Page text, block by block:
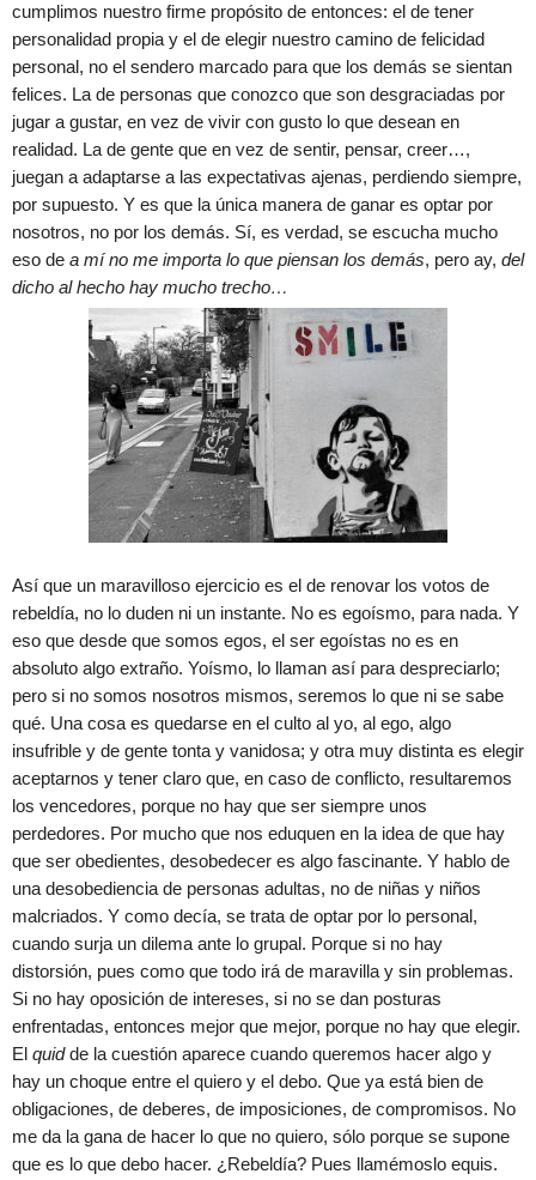
cumplimos nuestro firme propósito de entonces: el de tener
personalidad propia y el de elegir nuestro camino de felicidad
personal, no el sendero marcado para que los demás se sientan
felices. La de personas que conozco que son desgraciadas por
jugar a gustar, en vez de vivir con gusto lo que desean en
realidad. La de gente que en vez de sentir, pensar, creer…,
juegan a adaptarse a las expectativas ajenas, perdiendo siempre,
por supuesto. Y es que la única manera de ganar es optar por
nosotros, no por los demás. Sí, es verdad, se escucha mucho
eso de a mí no me importa lo que piensan los demás, pero ay, del
dicho al hecho hay mucho trecho…
Así que un maravilloso ejercicio es el de renovar los votos de
rebeldía, no lo duden ni un instante. No es egoísmo, para nada. Y
eso que desde que somos egos, el ser egoístas no es en
absoluto algo extraño. Yoísmo, lo llaman así para despreciarlo;
pero si no somos nosotros mismos, seremos lo que ni se sabe
qué. Una cosa es quedarse en el culto al yo, al ego, algo
insufrible y de gente tonta y vanidosa; y otra muy distinta es elegir
aceptarnos y tener claro que, en caso de conflicto, resultaremos
los vencedores, porque no hay que ser siempre unos
perdedores. Por mucho que nos eduquen en la idea de que hay
que ser obedientes, desobedecer es algo fascinante. Y hablo de
una desobediencia de personas adultas, no de niñas y niños
malcriados. Y como decía, se trata de optar por lo personal,
cuando surja un dilema ante lo grupal. Porque si no hay
distorsión, pues como que todo irá de maravilla y sin problemas.
Si no hay oposición de intereses, si no se dan posturas
enfrentadas, entonces mejor que mejor, porque no hay que elegir.
El quidde la cuestión aparece cuando queremos hacer algo y
hay un choque entre el quiero y el debo. Que ya está bien de
obligaciones, de deberes, de imposiciones, de compromisos. No
me da la gana de hacer lo que no quiero, sólo porque se supone
que es lo que debo hacer. ¿Rebeldía? Pues llamémoslo equis.